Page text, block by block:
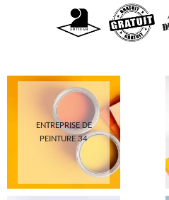
ENTREPRISE DE
PEINTURE 34